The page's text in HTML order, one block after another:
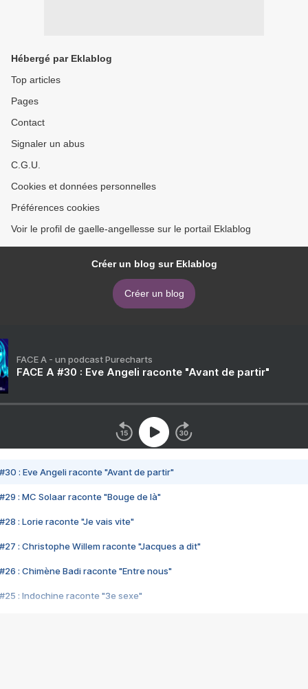
Hébergé par Eklablog
Top articles
Pages
Contact
Signaler un abus
C.G.U.
Cookies et données personnelles
Préférences cookies
Voir le profil de gaelle-angellesse sur le portail Eklablog
Créer un blog sur Eklablog
Créer un blog
FACE A - un podcast Purecharts
FACE A #30 : Eve Angeli raconte "Avant de partir"
#30 : Eve Angeli raconte "Avant de partir"
#29 : MC Solaar raconte "Bouge de là"
#28 : Lorie raconte "Je vais vite"
#27 : Christophe Willem raconte "Jacques a dit"
#26 : Chimène Badi raconte "Entre nous"
#25 : Indochine raconte "3e sexe"